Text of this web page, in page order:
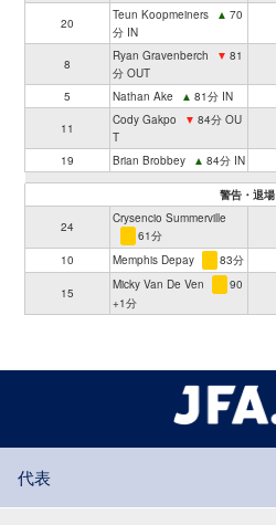
20
Teun Koopmeiners ▲ 70
分 IN
8
Ryan Gravenberch ▼ 81
分 OUT
5 Nathan Ake ▲ 81分 IN
11
Cody Gakpo ▼ 84分 OU
T
19 Brian Brobbey ▲ 84分 IN
警告・退場
24
Crysencio Summerville
61分
10
Memphis Depay 83分
15
Micky Van De Ven
90
+1分
代表